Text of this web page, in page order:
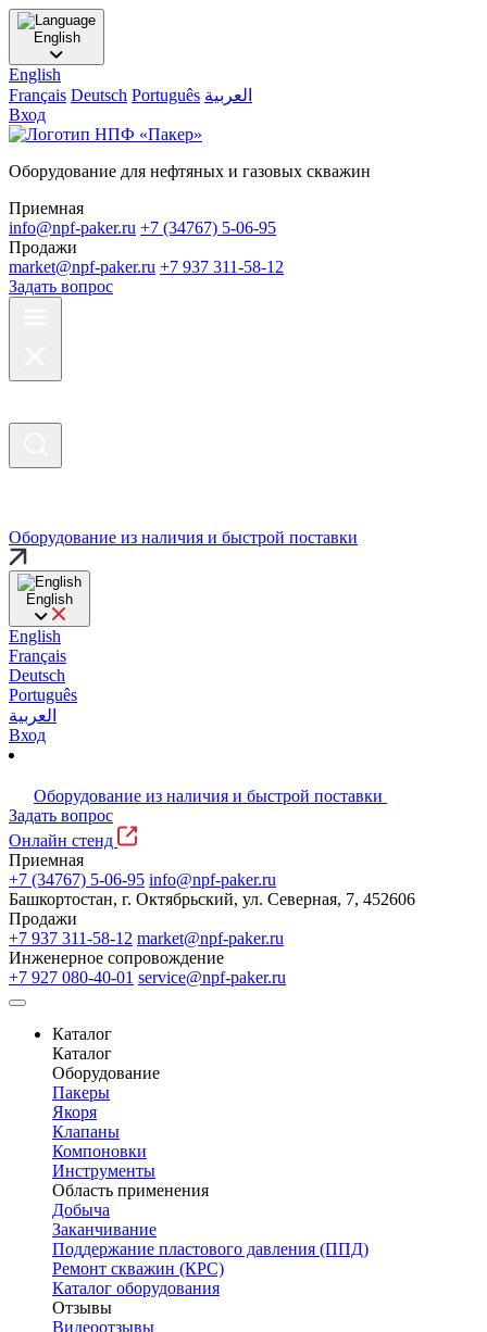
English
English
Français Deutsch Português العربية
Вход
Оборудование для нефтяных и газовых скважин
Приемная
info@npf-paker.ru +7 (34767) 5-06-95
Продажи
market@npf-paker.ru +7 937 311-58-12
Задать вопрос
Оборудование из наличия и быстрой поставки
English
English
Français
Deutsch
Português
العربية
Вход
Оборудование из наличия и быстрой поставки
Задать вопрос
Онлайн стенд
Приемная
+7 (34767) 5-06-95 info@npf-paker.ru
Башкортостан, г. Октябрьский, ул. Северная, 7, 452606
Продажи
+7 937 311-58-12 market@npf-paker.ru
Инженерное сопровождение
+7 927 080-40-01 service@npf-paker.ru
Каталог
Каталог
Оборудование
Пакеры
Якоря
Клапаны
Компоновки
Инструменты
Область применения
Добыча
Заканчивание
Поддержание пластового давления (ППД)
Ремонт скважин (КРС)
Каталог оборудования
Отзывы
Видеоотзывы